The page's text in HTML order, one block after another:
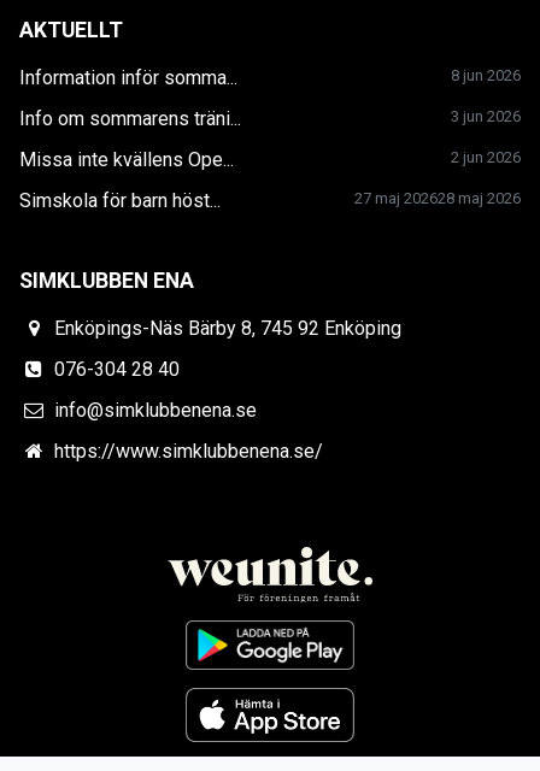
AKTUELLT
Information inför somma... 8 jun 2026
Info om sommarens träni... 3 jun 2026
Missa inte kvällens Ope... 2 jun 2026
28 maj 2026
Simskola för barn höst... 27 maj 2026
SIMKLUBBEN ENA
Enköpings-Näs Bärby 8, 745 92 Enköping
076-304 28 40
info@simklubbenena.se
https://www.simklubbenena.se/